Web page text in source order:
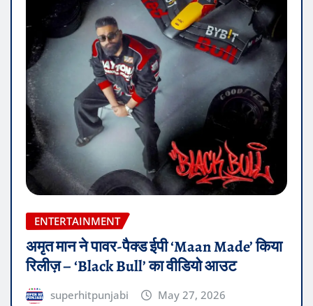
ENTERTAINMENT
अमृत मान ने पावर-पैक्ड ईपी ‘Maan Made’ किया
रिलीज़ – ‘Black Bull’ का वीडियो आउट
superhitpunjabi May 27, 2026